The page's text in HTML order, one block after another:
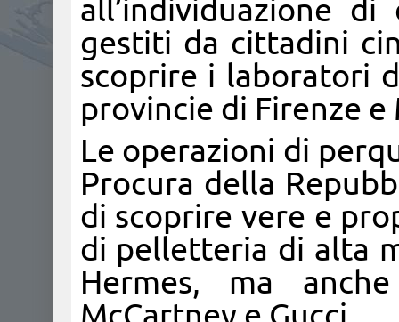
all’individuazione
gestiti da cittadini
scoprire i laboratori
provincie di Firenze e
Le operazioni di
Procura della
di scoprire vere e
di pelletteria di alta
Hermes, ma
McCartney e Gucci.